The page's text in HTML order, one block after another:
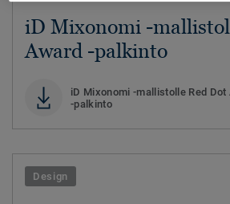
iD Mixonomi -
Award -palkinto
iD Mixonomi -mallistolle Red Dot
-palkinto
Design